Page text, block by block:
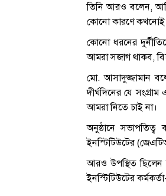
তিনি আরও বলেন, আমি
কোনো কারণে কখনোই
কোনো ধরনের
আমরা সজাগ থাকব,
মো. আসাদুজ্জামান
দীর্ঘদিনের যে
আমরা নিতে চাই না।
অনুষ্ঠানে সভাপতিত্ব
ইনস্টিটিউটের
আরও উপস্থিত ছিলেন
ইনস্টিটিউটের